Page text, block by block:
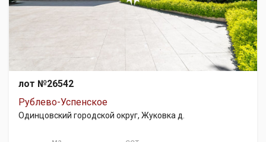
лот №26542
Рублево-Успенское
Одинцовский городской округ, Жуковка д.